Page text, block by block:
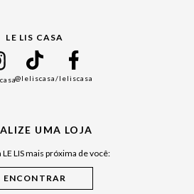
LE LIS CASA
@leliscasa/leliscasa
UMA LOJA
LIS mais próxima de você: